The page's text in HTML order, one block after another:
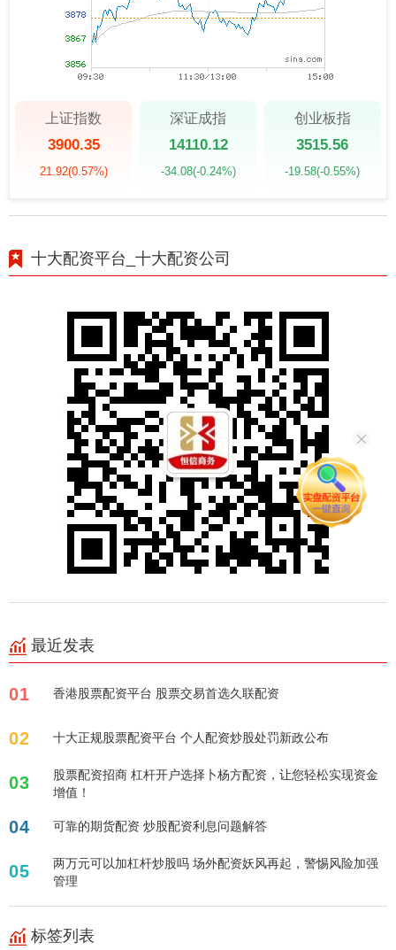
上证指数
3900.35
21.92(0.57%)
深证成指
14110.12
-34.08(-0.24%)
创业板指
3515.56
-19.58(-0.55%)
十大配资平台_十大配资公司
最近发表
01 香港股票配资平台 股票交易首选久联配资
02 十大正规股票配资平台 个人配资炒股处罚新政公布
03
股票配资招商 杠杆开户选择卜杨方配资，让您轻松实现资金
增值！
04 可靠的期货配资 炒股配资利息问题解答
05
两万元可以加杠杆炒股吗 场外配资妖风再起，警惕风险加强
管理
标签列表